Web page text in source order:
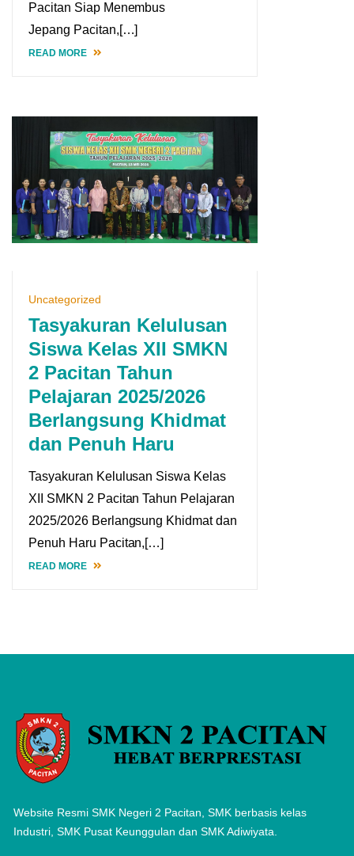
Pacitan Siap Menembus
Jepang Pacitan,[…]
READ MORE
Uncategorized
Tasyakuran Kelulusan
Siswa Kelas XII SMKN
2 Pacitan Tahun
Pelajaran 2025/2026
Berlangsung Khidmat
dan Penuh Haru
Tasyakuran Kelulusan Siswa Kelas
XII SMKN 2 Pacitan Tahun Pelajaran
2025/2026 Berlangsung Khidmat dan
Penuh Haru Pacitan,[…]
READ MORE
Website Resmi SMK Negeri 2 Pacitan, SMK berbasis kelas
Industri, SMK Pusat Keunggulan dan SMK Adiwiyata.